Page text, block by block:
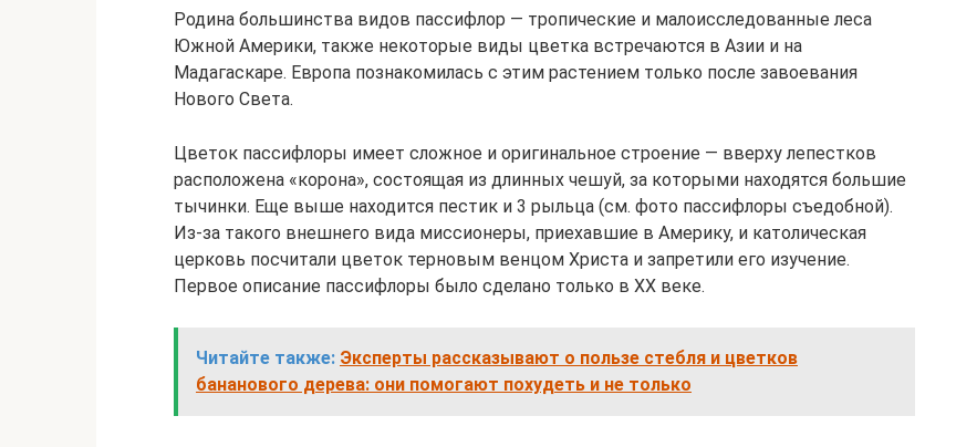
Родина большинства видов пассифлор — тропические и малоисследованные леса
Южной Америки, также некоторые виды цветка встречаются в Азии и на
Мадагаскаре. Европа познакомилась с этим растением только после завоевания
Нового Света.
Цветок пассифлоры имеет сложное и оригинальное строение — вверху лепестков
расположена «корона», состоящая из длинных чешуй, за которыми находятся большие
тычинки. Еще выше находится пестик и 3 рыльца (см. фото пассифлоры съедобной).
Из-за такого внешнего вида миссионеры, приехавшие в Америку, и католическая
церковь посчитали цветок терновым венцом Христа и запретили его изучение.
Первое описание пассифлоры было сделано только в ХХ веке.
Читайте также: Эксперты рассказывают о пользе стебля и цветков
бананового дерева: они помогают похудеть и не только